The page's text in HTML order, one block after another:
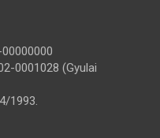
0001028 (Gyulai
1993.